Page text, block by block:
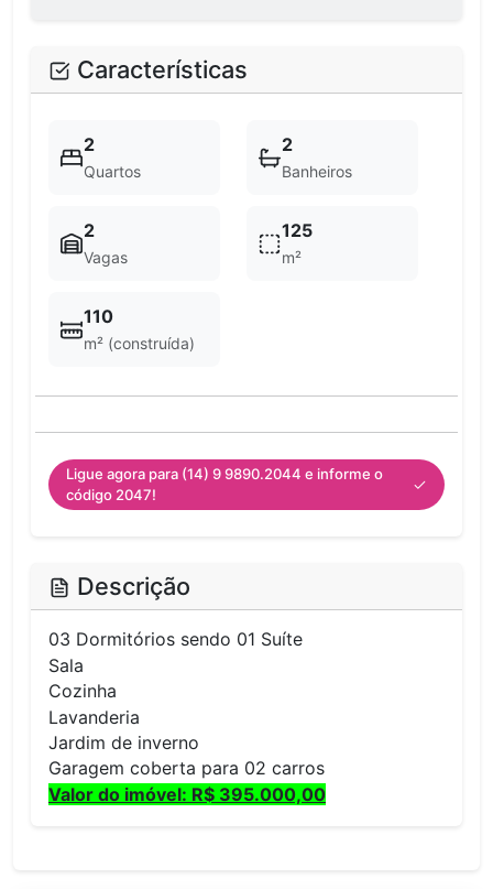
Características
2
Quartos
2
Banheiros
2
Vagas
125
m²
110
m² (construída)
Ligue agora para (14) 9 9890.2044 e informe o
código 2047!
Descrição
03 Dormitórios sendo 01 Suíte
Sala
Cozinha
Lavanderia
Jardim de inverno
Garagem coberta para 02 carros
Valor do imóvel: R$ 395.000,00